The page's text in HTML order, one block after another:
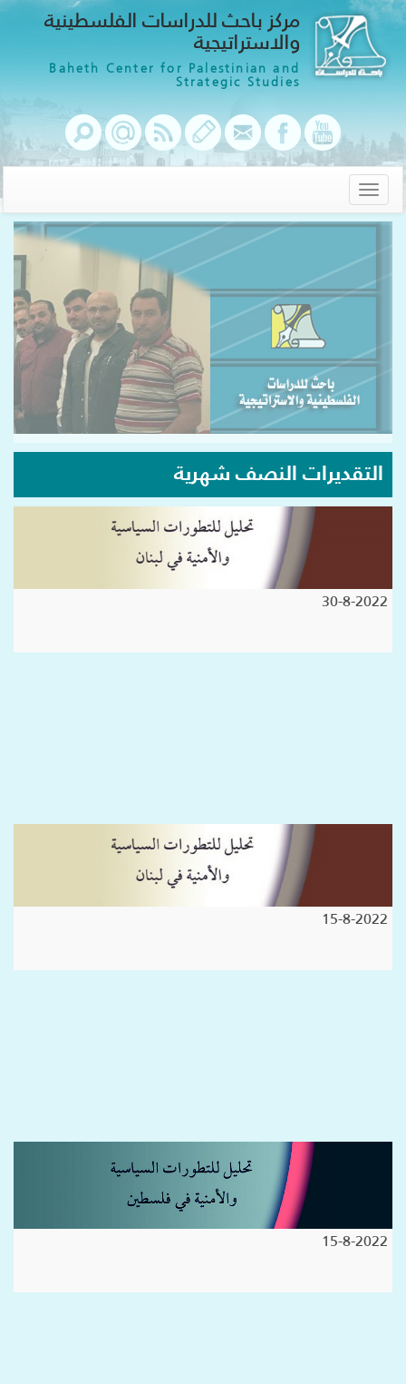
مركز باحث للدراسات الفلسطينية
والاستراتيجية
Baheth Center for Palestinian and
Strategic Studies
Toggle
navigation
التقديرات النصف شهرية
30-8-2022
15-8-2022
15-8-2022